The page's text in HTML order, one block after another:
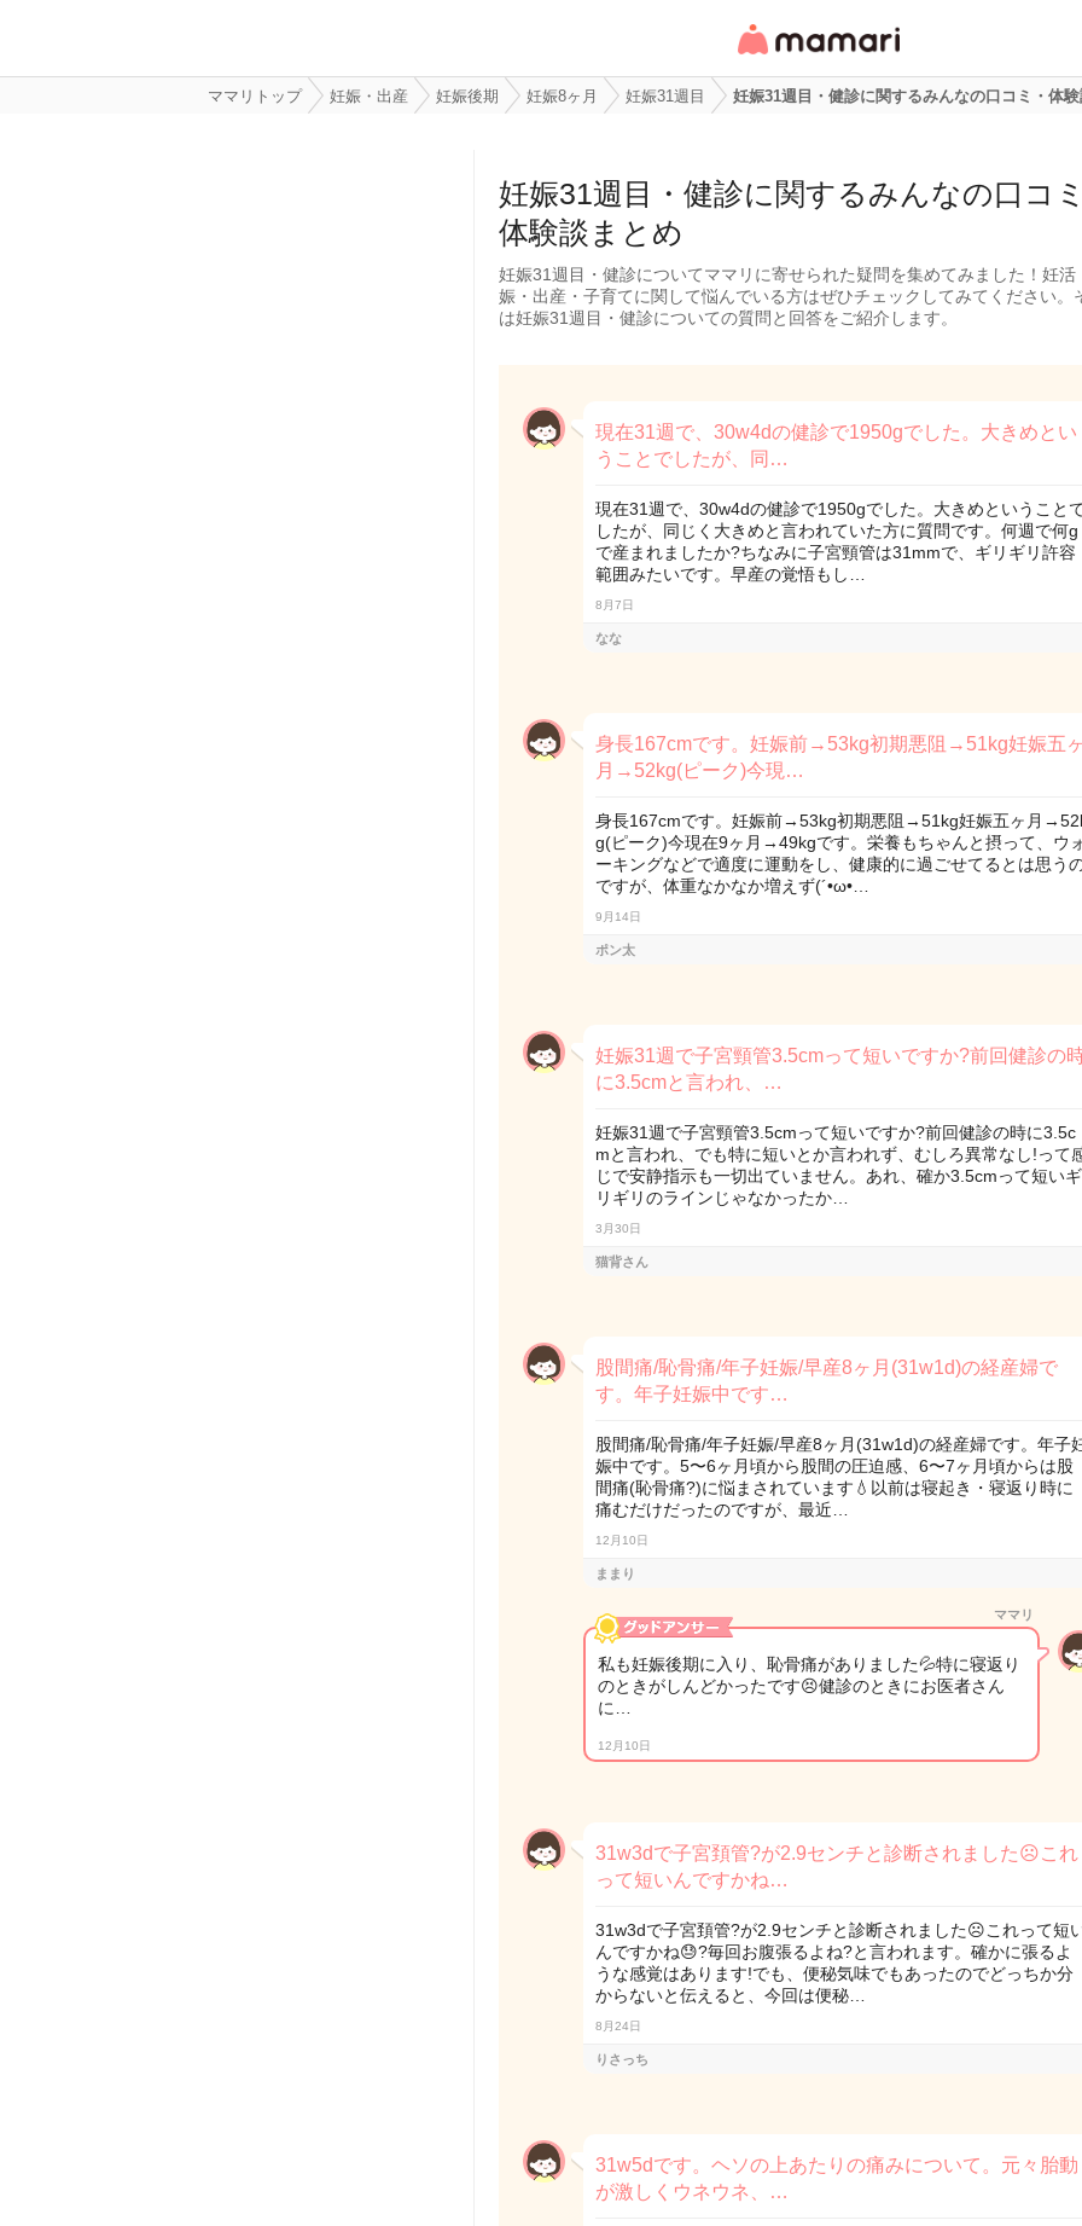
リ・情報サイト
ママリトップ 妊娠・出産 妊娠後期 妊娠8ヶ月 妊娠31週目 妊娠31週目・健診に関するみんなの口コミ・体
妊娠31週目・健診に関するみんなの口コ
体験談まとめ
妊娠31週目・健診についてママリに寄せられた疑問を集めてみました！妊活
娠・出産・子育てに関して悩んでいる方はぜひチェックしてみてください。
は妊娠31週目・健診についての質問と回答をご紹介します。
現在31週で、30w4dの健診で1950gでした。大きめとい
うことでしたが、同…
現在31週で、30w4dの健診で1950gでした。大きめということ
したが、同じく大きめと言われていた方に質問です。何週で何g
で産まれましたか?ちなみに子宮頸管は31mmで、ギリギリ許容
範囲みたいです。早産の覚悟もし…
8月7日
なな
身長167cmです。妊娠前→53kg初期悪阻→51kg妊娠五
月→52kg(ピーク)今現…
身長167cmです。妊娠前→53kg初期悪阻→51kg妊娠五ヶ月
g(ピーク)今現在9ヶ月→49kgです。栄養もちゃんと摂って、ウ
ーキングなどで適度に運動をし、健康的に過ごせてるとは思う
ですが、体重なかなか増えず(´•ω•…
9月14日
ポン太
妊娠31週で子宮頸管3.5cmって短いですか?前回健診の
に3.5cmと言われ、…
妊娠31週で子宮頸管3.5cmって短いですか?前回健診の時に3.5c
mと言われ、でも特に短いとか言われず、むしろ異常なし!って
じで安静指示も一切出ていません。あれ、確か3.5cmって短いギ
リギリのラインじゃなかったか…
3月30日
猫背さん
股間痛/恥骨痛/年子妊娠/早産8ヶ月(31w1d)の経産婦で
す。年子妊娠中です…
股間痛/恥骨痛/年子妊娠/早産8ヶ月(31w1d)の経産婦です。年子
娠中です。5〜6ヶ月頃から股間の圧迫感、6〜7ヶ月頃からは股
間痛(恥骨痛?)に悩まされています💧以前は寝起き・寝返り時に
痛むだけだったのですが、最近…
12月10日
ままり
ママリ
私も妊娠後期に入り、恥骨痛がありました💦特に寝返り
のときがしんどかったです😣健診のときにお医者さん
に…
12月10日
31w3dで子宮頚管?が2.9センチと診断されました☹️これ
って短いんですかね…
31w3dで子宮頚管?が2.9センチと診断されました☹️これって短
んですかね😓?毎回お腹張るよね?と言われます。確かに張るよ
うな感覚はあります!でも、便秘気味でもあったのでどっちか分
からないと伝えると、今回は便秘…
8月24日
りさっち
31w5dです。ヘソの上あたりの痛みについて。元々胎動
が激しくウネウネ、…